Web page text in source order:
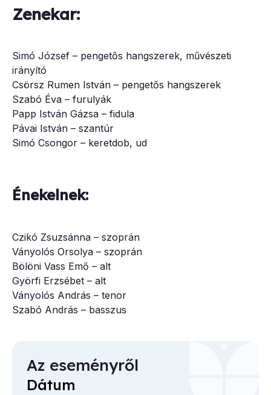
Zenekar:
Simó József – pengetős hangszerek, művészeti
irányító
Csörsz Rumen István – pengetős hangszerek
Szabó Éva – furulyák
Papp István Gázsa – fidula
Pávai István – szantúr
Simó Csongor – keretdob, ud
Énekelnek:
Czikó Zsuzsánna – szoprán
Ványolós Orsolya – szoprán
Bölöni Vass Emő – alt
Györfi Erzsébet – alt
Ványolós András – tenor
Szabó András – basszus
Az eseményről
Dátum